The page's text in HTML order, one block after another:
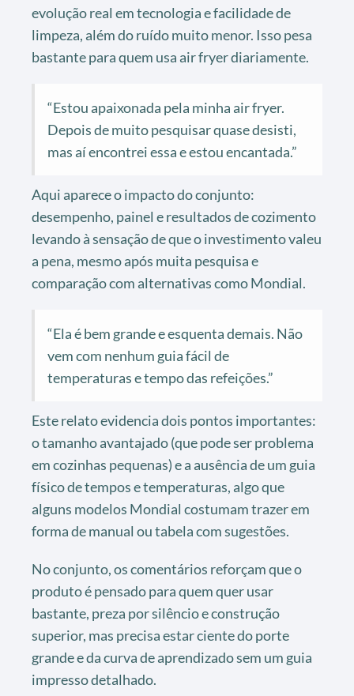
evolução real em tecnologia e facilidade de
limpeza, além do ruído muito menor. Isso pesa
bastante para quem usa air fryer diariamente.
“Estou apaixonada pela minha air fryer.
Depois de muito pesquisar quase desisti,
mas aí encontrei essa e estou encantada.”
Aqui aparece o impacto do conjunto:
desempenho, painel e resultados de cozimento
levando à sensação de que o investimento valeu
a pena, mesmo após muita pesquisa e
comparação com alternativas como Mondial.
“Ela é bem grande e esquenta demais. Não
vem com nenhum guia fácil de
temperaturas e tempo das refeições.”
Este relato evidencia dois pontos importantes:
o tamanho avantajado (que pode ser problema
em cozinhas pequenas) e a ausência de um guia
físico de tempos e temperaturas, algo que
alguns modelos Mondial costumam trazer em
forma de manual ou tabela com sugestões.
No conjunto, os comentários reforçam que o
produto é pensado para quem quer usar
bastante, preza por silêncio e construção
superior, mas precisa estar ciente do porte
grande e da curva de aprendizado sem um guia
impresso detalhado.